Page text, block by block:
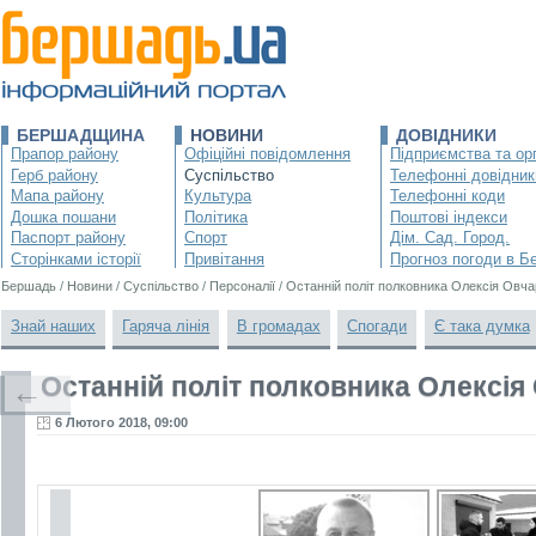
БЕРШАДЩИНА
Прапор району
Герб району
Мапа району
Дошка пошани
Паспорт району
Сторінками історії
НОВИНИ
Офіційні повідомлення
Суспільство
Культура
Політика
Спорт
Привітання
ДОВІДНИКИ
Підприємства та
Телефонні
Телефонні коди
Поштові індекси
Дім. Сад. Город.
Прогноз погоди в
Бершадь / Новини / Суспільство / Персоналії / Останній політ полковника Олексія
Знай наших Гаряча лінія В громадах Спогади Є така думка
Останній політ полковника
6 Лютого 2018, 09:00
←